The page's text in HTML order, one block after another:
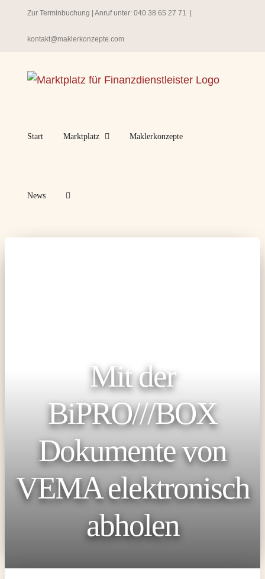
springen
Zur Terminbuchung | Anruf unter: 040 38 65 27 71
kontakt@maklerkonzepte.com
Start Marktplatz Maklerkonzepte
News
Mit der
BiPRO///BOX
Dokumente von
VEMA elektronisch
abholen